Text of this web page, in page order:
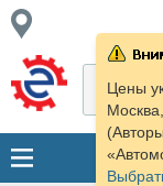
Цены